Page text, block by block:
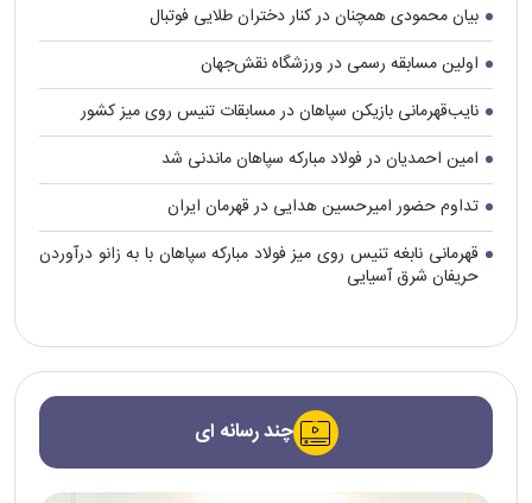
بیان محمودی همچنان در کنار دختران طلایی فوتبال
اولین مسابقه رسمی در ورزشگاه نقش‌جهان
نایب‌قهرمانی بازیکن سپاهان در مسابقات تنیس روی میز کشور
امین احمدیان در فولاد مبارکه سپاهان ماندنی شد
تداوم حضور امیرحسین هدایی در قهرمان ایران
قهرمانی نابغه تنیس روی میز فولاد مبارکه سپاهان با به زانو درآوردن
حریفان شرق آسیایی
چند رسانه ای